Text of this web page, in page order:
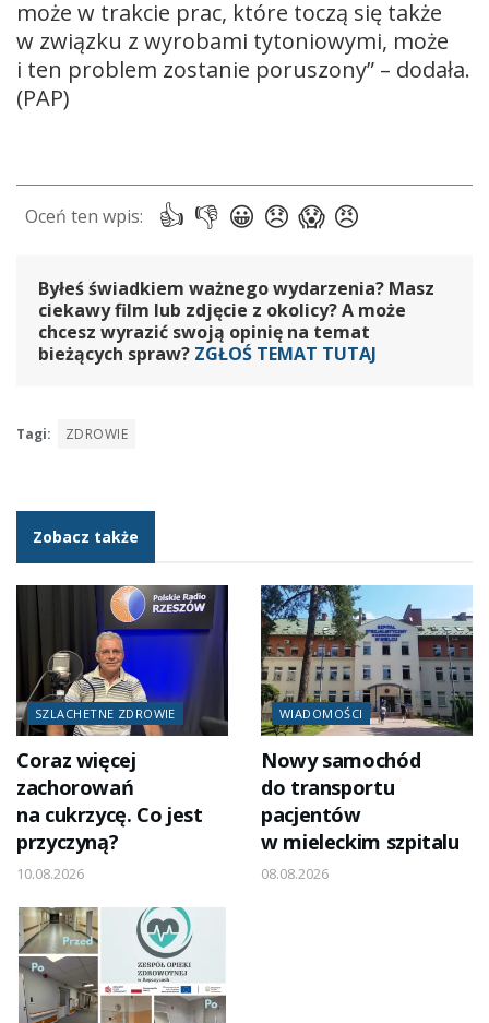
może w trakcie prac, które toczą się także
w związku z wyrobami tytoniowymi, może
i ten problem zostanie poruszony” – dodała.
(PAP)
Byłeś świadkiem ważnego wydarzenia? Masz
ciekawy film lub zdjęcie z okolicy? A może
chcesz wyrazić swoją opinię na temat
bieżących spraw? ZGŁOŚ TEMAT TUTAJ
Tagi: ZDROWIE
Zobacz także
SZLACHETNE ZDROWIE
Coraz więcej
zachorowań
na cukrzycę. Co jest
przyczyną?
10.08.2026
WIADOMOŚCI
Nowy samochód
do transportu
pacjentów
w mieleckim szpitalu
08.08.2026